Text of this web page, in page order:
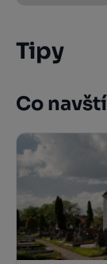
Tipy
Co